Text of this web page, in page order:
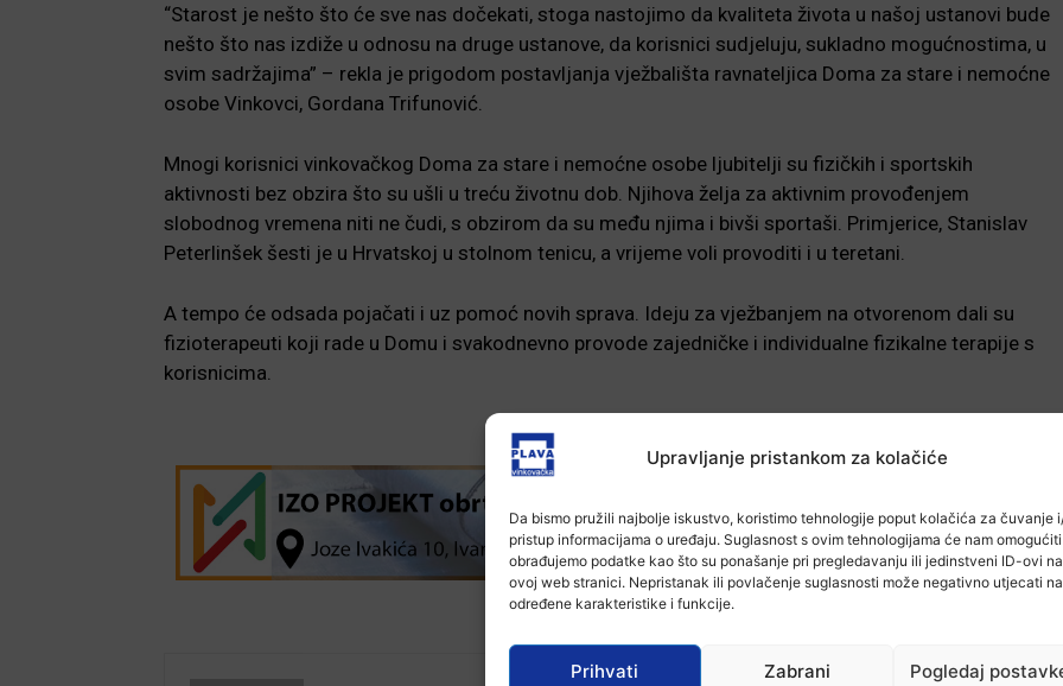
Upravljanje pristankom za kolačiće
Da bismo pružili najbolje iskustvo, koristimo tehnologije poput kolačića za čuvanje
pristup informacijama o uređaju. Suglasnost s ovim tehnologijama će nam
obrađujemo podatke kao što su ponašanje pri pregledavanju ili jedinstveni ID-ovi na
ovoj web stranici. Nepristanak ili povlačenje suglasnosti može negativno utjecati na
određene karakteristike i funkcije.
Prihvati Zabrani Pogledaj
“Starost je nešto što će sve nas dočekati, stoga nastojimo da kvaliteta života u našoj ustanovi bude
nešto što nas izdiže u odnosu na druge ustanove, da korisnici sudjeluju, sukladno mogućnostima, u
svim sadržajima” – rekla je prigodom postavljanja vježbališta ravnateljica Doma za stare i nemoćne
osobe Vinkovci, Gordana Trifunović.
Mnogi korisnici vinkovačkog Doma za stare i nemoćne osobe ljubitelji su fizičkih i sportskih
aktivnosti bez obzira što su ušli u treću životnu dob. Njihova želja za aktivnim provođenjem
slobodnog vremena niti ne čudi, s obzirom da su među njima i bivši sportaši. Primjerice, Stanislav
Peterlinšek šesti je u Hrvatskoj u stolnom tenicu, a vrijeme voli provoditi i u teretani.
A tempo će odsada pojačati i uz pomoć novih sprava. Ideju za vježbanjem na otvorenom dali su
fizioterapeuti koji rade u Domu i svakodnevno provode zajedničke i individualne fizikalne terapije s
korisnicima.